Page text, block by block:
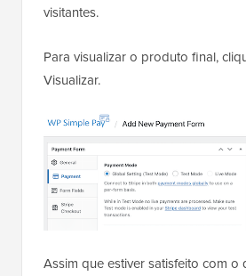
visitantes.
Para visualizar o produto final,
Visualizar.
Assim que estiver satisfeito com o